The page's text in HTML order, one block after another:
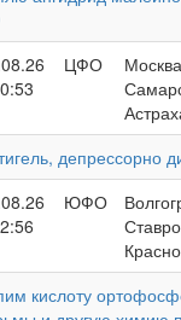
ЦФО
депрессорно
ЮФО
кислоту